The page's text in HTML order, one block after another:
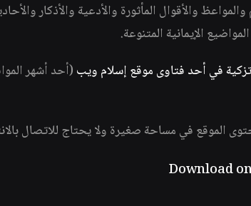
والأقوال المأثورة والأدعية والأذكار
الإيمانية المتنوعة.
في أحد فتاوى موقع إسلام ويب (أحد أشهر
الموقع في مساحة صغيرة ولا يحتاج للاتصال